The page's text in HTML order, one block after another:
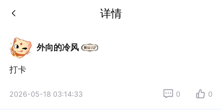
详情
外向的冷风
打卡
2026-05-18 03:14:33 0 0